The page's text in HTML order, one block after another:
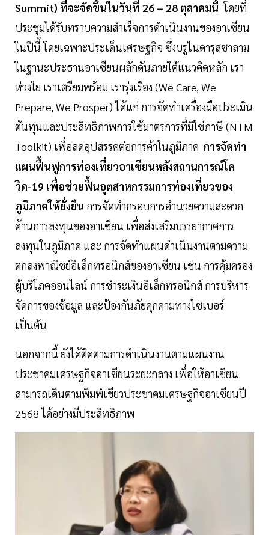
Summit) ที่จะจัดขึ้นในวันที่ 26 – 28 ตุลาคมนี้ โดยที่
ประชุมได้รับทราบความสำเร็จการดำเนินงานของอาเซียน
ในปีนี้ โดยเฉพาะประเด็นเศรษฐกิจ ซึ่งบรูไนดารุสซาลาม
ในฐานะประธานอาเซียนผลักดันภายใต้แนวคิดหลัก เรา
ห่วงใย เราเตรียมพร้อม เรารุ่งเรือง (We Care, We
Prepare, We Prosper) ได้แก่ การจัดทำเครื่องมือประเมิน
ต้นทุนและประสิทธิภาพการใช้มาตรการที่มิใช่ภาษี (NTM
Toolkit) เพื่อลดอุปสรรคต่อการค้าในภูมิภาค การจัดทำ
แผนฟื้นฟูการท่องเที่ยวอาเซียนหลังสถานการณ์โค
วิด-19 เพื่อช่วยฟื้นอุตสาหกรรมการท่องเที่ยวของ
ภูมิภาคให้ยั่งยืน การจัดทำกรอบการอำนวยความสะดวก
ด้านการลงทุนของอาเซียน เพื่อส่งเสริมบรรยากาศการ
ลงทุนในภูมิภาค และ การจัดทำแผนดำเนินงานตามความ
ตกลงพาณิชย์อิเล็กทรอนิกส์ของอาเซียน เช่น การคุ้มครอง
ผู้บริโภคออนไลน์ การชำระเงินอิเล็กทรอนิกส์ การบริหาร
จัดการของข้อมูล และป้องกันภัยคุกคามทางไซเบอร์
เป็นต้น
นอกจากนี้ ยังได้ติดตามการดำเนินงานตามแผนงาน
ประชาคมเศรษฐกิจอาเซียนระยะกลาง เพื่อให้อาเซียน
สามารถเดินตามพิมพ์เขียวประชาคมเศรษฐกิจอาเซียนปี
2568 ได้อย่างมีประสิทธิภาพ